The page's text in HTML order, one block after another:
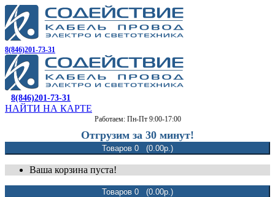
8(846)201-73-31
8(846)201-73-31
НАЙТИ НА КАРТЕ
Работаем: Пн-Пт 9:00-17:00
Отгрузим за 30 минут!
Товаров 0 (0.00р.)
Ваша корзина пуста!
Товаров 0 (0.00р.)